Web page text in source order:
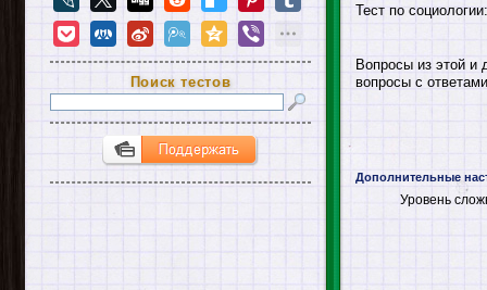
Тест по
Вопросы из этой и
вопросы с
Дополнительные
Уровень
Поиск тестов